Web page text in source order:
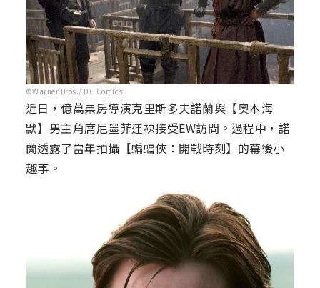
©Warner Bros./ DC Comics
近日，億萬票房導演克里斯多夫諾蘭與【奧本海
默】男主角席尼墨菲連袂接受EW訪問。過程中，諾
蘭透露了當年拍攝【蝙蝠俠：開戰時刻】的幕後小
趣事。